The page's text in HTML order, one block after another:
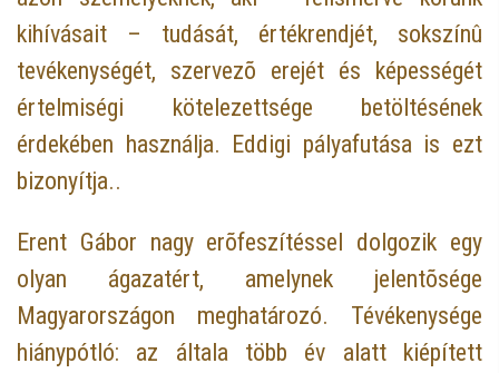
kihívásait – tudását, értékrendjét, sokszínû
tevékenységét, szervezõ erejét és képességét
értelmiségi kötelezettsége betöltésének
érdekében használja. Eddigi pályafutása is ezt
bizonyítja..
Erent Gábor nagy erõfeszítéssel dolgozik egy
olyan ágazatért, amelynek jelentõsége
Magyarországon meghatározó. Tévékenysége
hiánypótló: az általa több év alatt kiépített